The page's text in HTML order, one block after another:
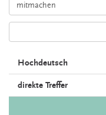
Hochdeutsch
direkte Treffer